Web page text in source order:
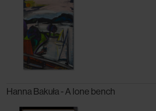
Hanna Bakuła - A lone bench